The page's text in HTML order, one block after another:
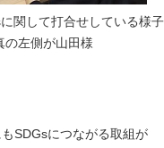
関して打合せしている様子
の左側が山田様
SDGsにつながる取組が